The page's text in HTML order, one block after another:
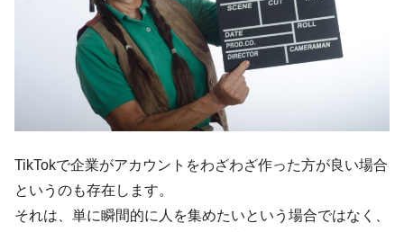
TikTokで企業がアカウントをわざわざ作った方が良い場合
というのも存在します。
それは、単に瞬間的に人を集めたいという場合ではなく、